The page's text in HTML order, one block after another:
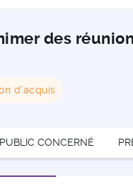
des
d'acquis
PUBLIC CONCERNÉ